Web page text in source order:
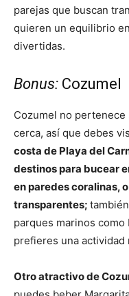
parejas que buscan
quieren un equilibrio
divertidas.
Bonus: Cozumel
Cozumel no pertenece
cerca, así que debes
costa de Playa del
destinos para bucear
en paredes coralinas,
transparentes;
parques marinos como
prefieres una actividad
Otro atractivo de